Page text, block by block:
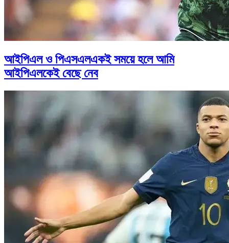
আইপিএল ও পিএসএলএকই সময়ে হলে আমি
আইপিএলকেই বেছে নেব